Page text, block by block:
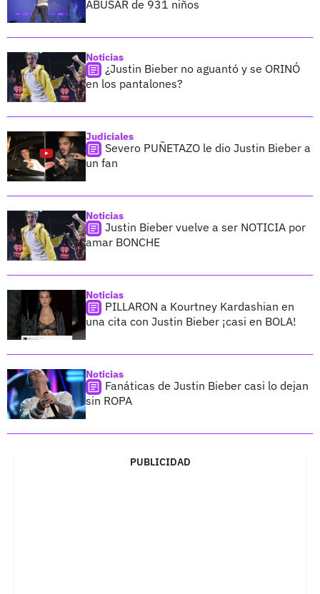
ABUSAR de 931 niños
Noticias
¿Justin Bieber no aguantó y se ORINÓ
en los pantalones?
Judiciales
Severo PUÑETAZO le dio Justin Bieber a
un fan
Noticias
Justin Bieber vuelve a ser NOTICIA por
amar BONCHE
Noticias
PILLARON a Kourtney Kardashian en
una cita con Justin Bieber ¡casi en BOLA!
Noticias
Fanáticas de Justin Bieber casi lo dejan
sin ROPA
PUBLICIDAD